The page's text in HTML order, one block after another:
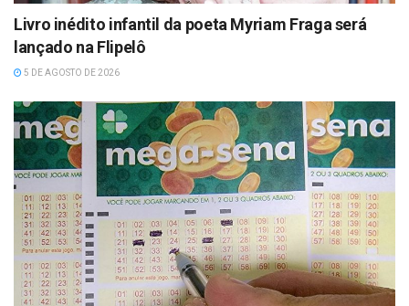
Livro inédito infantil da poeta Myriam Fraga será
lançado na Flipelô
5 DE AGOSTO DE 2026